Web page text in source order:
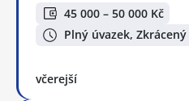
45 000 – 50 000 Kč
Plný úvazek,
včerejší